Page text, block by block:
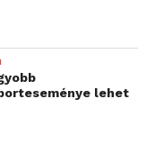
elég jó
be, a sötétebb
a
nézetben is. A
a téren is, ezért
lehet